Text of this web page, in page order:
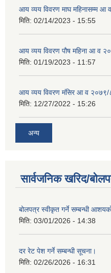
आय व्यय विवरण माघ महिनासम्म आ
मिति: 02/14/2023 - 15:55
आय व्यय विवरण पौष महिना आ व
मिति: 01/19/2023 - 11:57
आय व्यय विवरण मंसिर आ व २०७९/
मिति: 12/27/2022 - 15:26
अन्य
सार्वजनिक खरिद/
बोलपत्र स्वीकृत गर्ने सम्बन्धी
मिति: 03/01/2026 - 14:38
दर रेट पेश गर्ने सम्बन्धी सूचना।
मिति: 02/26/2026 - 16:31